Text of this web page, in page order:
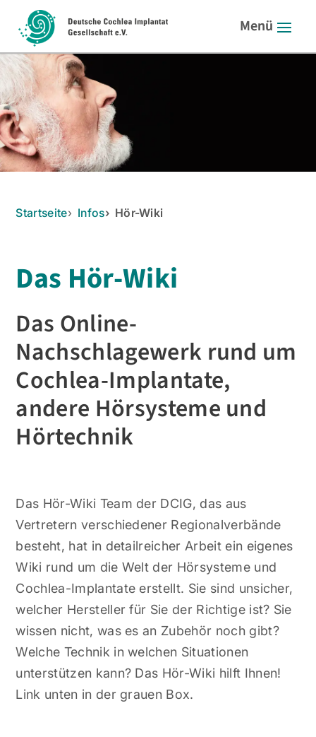
Startseite Infos Hör-Wiki
Das Hör-Wiki
Das Online-
Nachschlagewerk rund um
Cochlea-Implantate,
andere Hörsysteme und
Hörtechnik
Das Hör-Wiki Team der DCIG, das aus
Vertretern verschiedener Regionalverbände
besteht, hat in detailreicher Arbeit ein eigenes
Wiki rund um die Welt der Hörsysteme und
Cochlea-Implantate erstellt. Sie sind unsicher,
welcher Hersteller für Sie der Richtige ist? Sie
wissen nicht, was es an Zubehör noch gibt?
Welche Technik in welchen Situationen
unterstützen kann? Das Hör-Wiki hilft Ihnen!
Link unten in der grauen Box.